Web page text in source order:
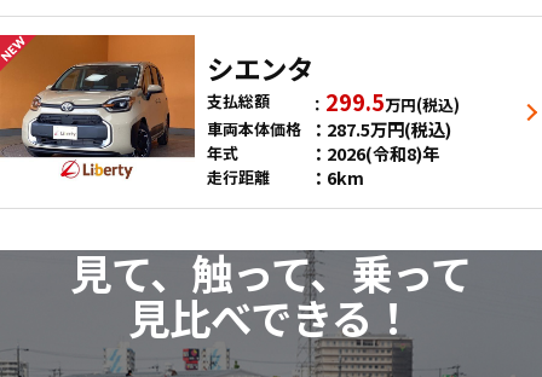
シエンタ
支払総額 299.5万円(税込)
車両本体価格
287.5万円(税込)
年式 2026(令和8)年
走行距離 6km
見て、触って、乗って
見比べできる！